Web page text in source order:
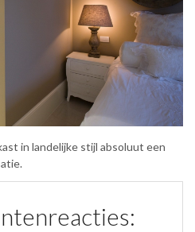
in landelijke stijl absoluut een